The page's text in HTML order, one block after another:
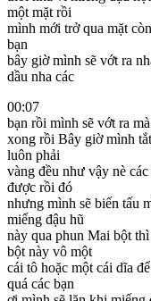
một mặt rồi
mình mới trở qua mặt
bạn
bây giờ mình sẽ vớt ra
dầu nha các
00:07
bạn rồi mình sẽ vớt ra
xong rồi Bây giờ mình
luôn phải
vàng đều như vậy nè
được rồi đó
nhưng mình sẽ biến tấu
miếng đậu hũ
này qua phun Mai bột
bột này vô một
cái tô hoặc một cái dĩa
quá các bạn